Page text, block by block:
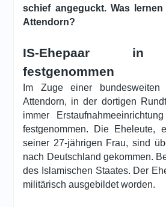
schief angeguckt. Was lernen
Attendorn?
IS-Ehepaar in
festgenommen
Im Zuge einer
Attendorn, in der dortigen
immer
festgenommen. Die Eheleute,
seiner 27-jährigen Frau, sind
nach Deutschland gekommen.
des Islamischen Staates. Der
militärisch ausgebildet worden.